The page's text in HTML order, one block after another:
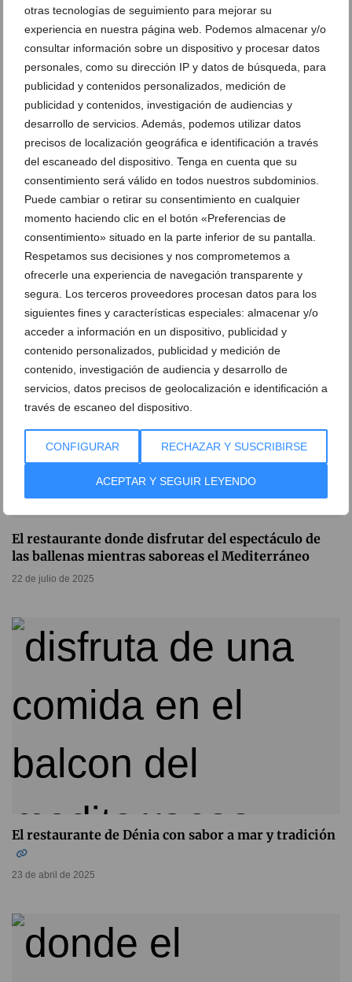
otras tecnologías de seguimiento para mejorar su
experiencia en nuestra página web. Podemos almacenar y/o
consultar información sobre un dispositivo y procesar datos
personales, como su dirección IP y datos de búsqueda, para
publicidad y contenidos personalizados, medición de
publicidad y contenidos, investigación de audiencias y
desarrollo de servicios. Además, podemos utilizar datos
precisos de localización geográfica e identificación a través
del escaneado del dispositivo. Tenga en cuenta que su
consentimiento será válido en todos nuestros subdominios.
Puede cambiar o retirar su consentimiento en cualquier
momento haciendo clic en el botón «Preferencias de
consentimiento» situado en la parte inferior de su pantalla.
Respetamos sus decisiones y nos comprometemos a
ofrecerle una experiencia de navegación transparente y
segura. Los terceros proveedores procesan datos para los
siguientes fines y características especiales: almacenar y/o
acceder a información en un dispositivo, publicidad y
contenido personalizados, publicidad y medición de
contenido, investigación de audiencia y desarrollo de
servicios, datos precisos de geolocalización e identificación a
través de escaneo del dispositivo.
CONFIGURAR RECHAZAR Y SUSCRIBIRSE
ACEPTAR Y SEGUIR LEYENDO
¿Quién dijo que el mar es solo para el verano? El
Mediterráneo también se disfruta en los meses más
fríos
04 de noviembre de 2025
El restaurante donde disfrutar del espectáculo de
las ballenas mientras saboreas el Mediterráneo
22 de julio de 2025
El restaurante de Dénia con sabor a mar y tradición
23 de abril de 2025